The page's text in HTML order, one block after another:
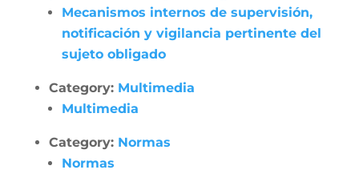
Mecanismos internos de supervisión,
notificación y vigilancia pertinente del
sujeto obligado
Category: Multimedia
Multimedia
Category: Normas
Normas